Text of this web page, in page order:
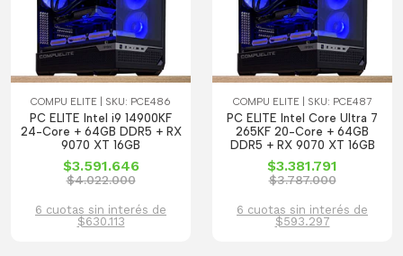
COMPU ELITE | SKU: PCE486
PC ELITE Intel i9 14900KF
24-Core + 64GB DDR5 + RX
9070 XT 16GB
$3.591.646
$4.022.000
6 cuotas sin interés de
$630.113
COMPU ELITE | SKU: PCE487
PC ELITE Intel Core Ultra 7
265KF 20-Core + 64GB
DDR5 + RX 9070 XT 16GB
$3.381.791
$3.787.000
6 cuotas sin interés de
$593.297